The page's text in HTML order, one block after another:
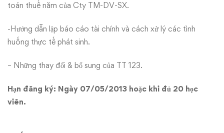
toán thuế năm của Cty TM-DV-SX.
-Hướng dẫn lập báo cáo tài chính và cách xử lý các tình
huống thực tế phát sinh.
– Những thay đổi & bổ sung của TT 123.
Hạn đăng ký: Ngày 07/05/2013 hoặc khi đủ 20 học
viên.